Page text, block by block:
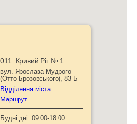
011 Кривий Ріг № 1
вул. Ярослава Мудрого
(Отто Брозовського), 83 Б
Відділення міста
Маршрут
Будні дні: 09:00-18:00